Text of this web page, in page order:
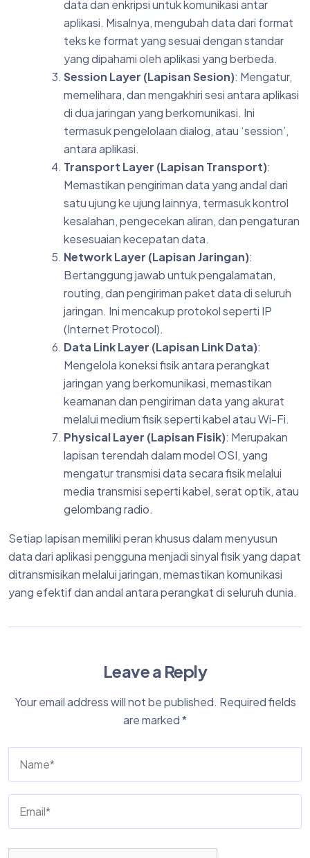
data dan enkripsi untuk komunikasi antar
aplikasi. Misalnya, mengubah data dari format
teks ke format yang sesuai dengan standar
yang dipahami oleh aplikasi yang berbeda.
Session Layer (Lapisan Sesion): Mengatur,
memelihara, dan mengakhiri sesi antara aplikasi
di dua jaringan yang berkomunikasi. Ini
termasuk pengelolaan dialog, atau ‘session’,
antara aplikasi.
Transport Layer (Lapisan Transport):
Memastikan pengiriman data yang andal dari
satu ujung ke ujung lainnya, termasuk kontrol
kesalahan, pengecekan aliran, dan pengaturan
kesesuaian kecepatan data.
Network Layer (Lapisan Jaringan):
Bertanggung jawab untuk pengalamatan,
routing, dan pengiriman paket data di seluruh
jaringan. Ini mencakup protokol seperti IP
(Internet Protocol).
Data Link Layer (Lapisan Link Data):
Mengelola koneksi fisik antara perangkat
jaringan yang berkomunikasi, memastikan
keamanan dan pengiriman data yang akurat
melalui medium fisik seperti kabel atau Wi-Fi.
Physical Layer (Lapisan Fisik): Merupakan
lapisan terendah dalam model OSI, yang
mengatur transmisi data secara fisik melalui
media transmisi seperti kabel, serat optik, atau
gelombang radio.
Setiap lapisan memiliki peran khusus dalam menyusun
data dari aplikasi pengguna menjadi sinyal fisik yang dapat
ditransmisikan melalui jaringan, memastikan komunikasi
yang efektif dan andal antara perangkat di seluruh dunia.
Leave a Reply
Your email address will not be published. Required fields
are marked*